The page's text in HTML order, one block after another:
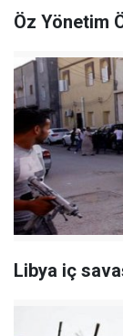
Öz Yönetim
Libya iç